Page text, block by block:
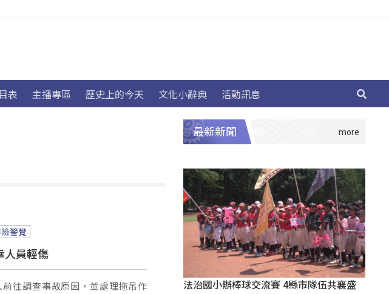
表 主播專區 歷史上的今天 文化小辭典 活動訊息
警覺
人員輕傷
往調查事故原因，並處理拖吊作
最新新聞
法治國小辦棒球交流賽 4縣市隊伍共襄盛